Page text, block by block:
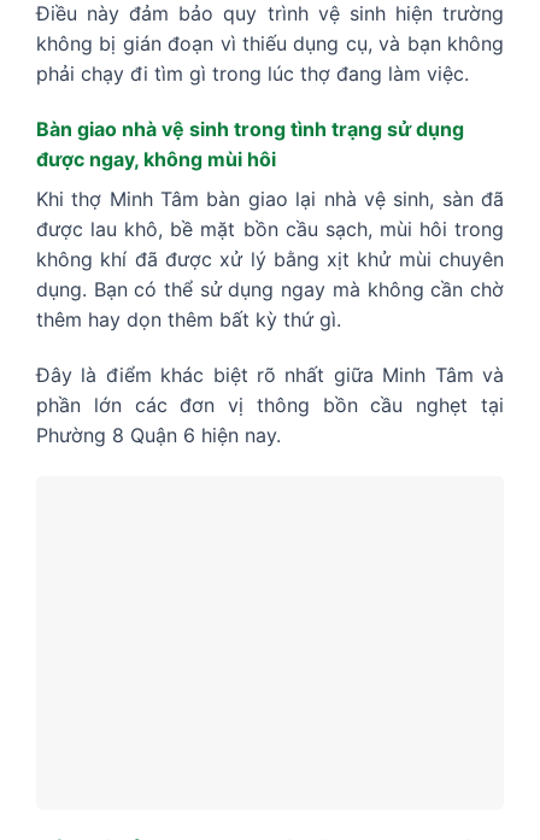
Điều này đảm bảo quy trình vệ sinh hiện trường
không bị gián đoạn vì thiếu dụng cụ, và bạn không
phải chạy đi tìm gì trong lúc thợ đang làm việc.
Bàn giao nhà vệ sinh trong tình trạng sử dụng
được ngay, không mùi hôi
Khi thợ Minh Tâm bàn giao lại nhà vệ sinh, sàn đã
được lau khô, bề mặt bồn cầu sạch, mùi hôi trong
không khí đã được xử lý bằng xịt khử mùi chuyên
dụng. Bạn có thể sử dụng ngay mà không cần chờ
thêm hay dọn thêm bất kỳ thứ gì.
Đây là điểm khác biệt rõ nhất giữa Minh Tâm và
phần lớn các đơn vị thông bồn cầu nghẹt tại
Phường 8 Quận 6 hiện nay.